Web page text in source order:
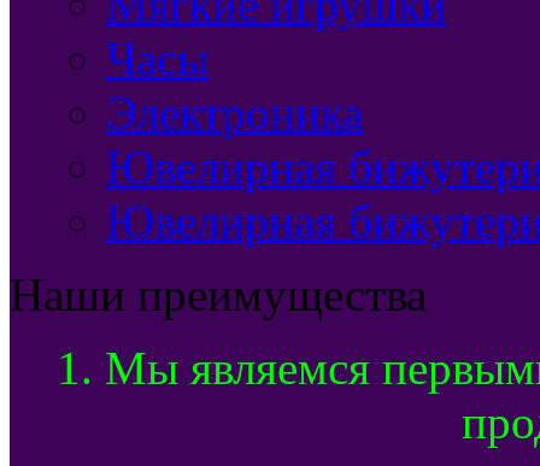
Часы
Электроника
Ювелирная
Ювелирная
Наши преимущества
1. Мы являемся